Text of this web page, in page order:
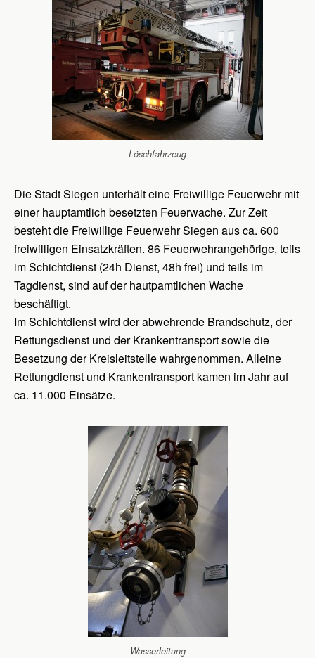
Löschfahrzeug
Die Stadt Siegen unterhält eine Freiwillige Feuerwehr mit
einer hauptamtlich besetzten Feuerwache. Zur Zeit
besteht die Freiwillige Feuerwehr Siegen aus ca. 600
freiwilligen Einsatzkräften. 86 Feuerwehrangehörige, teils
im Schichtdienst (24h Dienst, 48h frei) und teils im
Tagdienst, sind auf der hautpamtlichen Wache
beschäftigt.
Im Schichtdienst wird der abwehrende Brandschutz, der
Rettungsdienst und der Krankentransport sowie die
Besetzung der Kreisleitstelle wahrgenommen. Alleine
Rettungdienst und Krankentransport kamen im Jahr auf
ca. 11.000 Einsätze.
Wasserleitung